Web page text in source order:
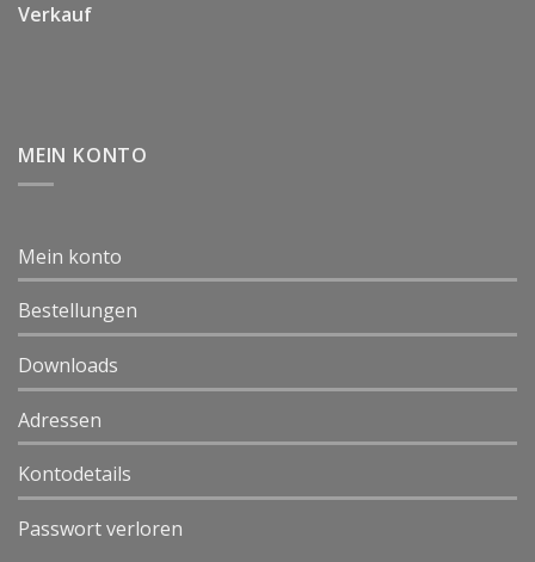
Verkauf
MEIN KONTO
Mein konto
Bestellungen
Downloads
Adressen
Kontodetails
Passwort verloren